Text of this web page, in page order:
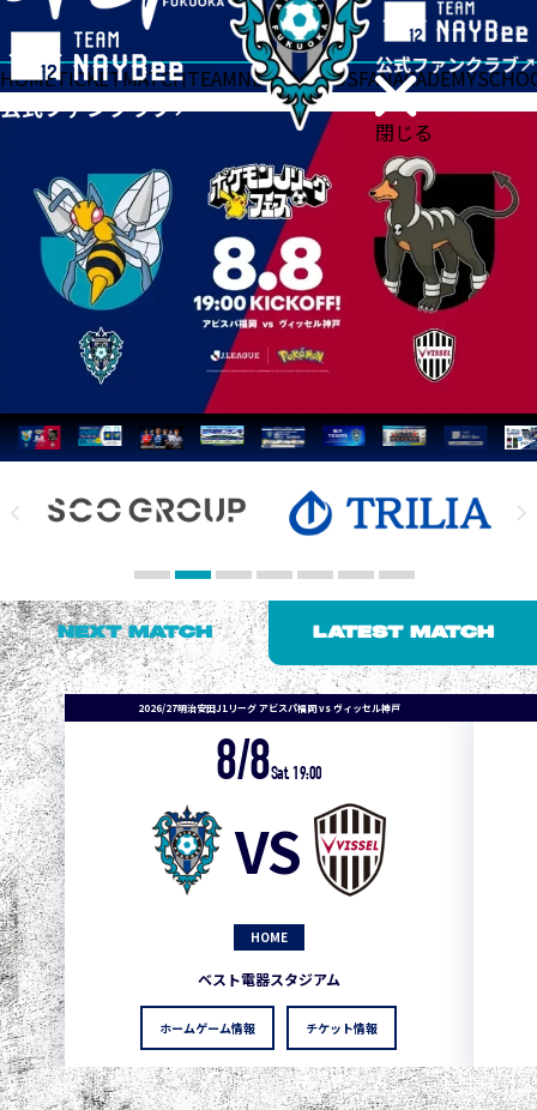
閉じる
HOMETICKETMATCHTEAMNEWSGOODSFANACADEMY
NEXT MATCH LATEST MATCH
2026/27明治安田J1リーグ アビスパ福岡 vs ヴィッセル神戸
8/8Sat. 19:00
VS
HOME
ベスト電器スタジアム
ホームゲーム情報 チケット情報